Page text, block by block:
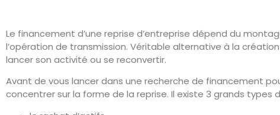
Le financement d’une reprise d’entreprise dépend du
l’opération de transmission. Véritable alternative à la
lancer son activité ou se reconvertir.
Avant de vous lancer dans une recherche de financement
concentrer sur la forme de la reprise. Il existe 3 grands types